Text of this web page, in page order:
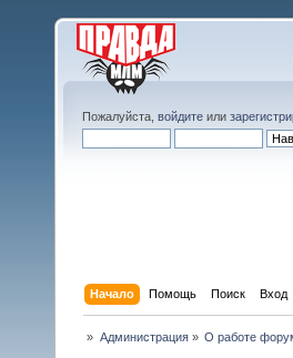
Пожалуйста, войдите или
Начало Помощь Поиск Вход
» Администрация» О работе